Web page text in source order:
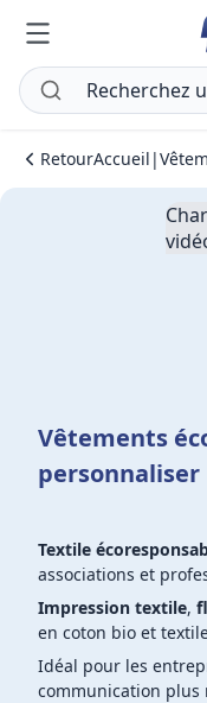
RetourAccueil |
Vêtements
personnaliser
Textile
associations et
Impression textile,
en coton bio et
Idéal pour les
communication plus